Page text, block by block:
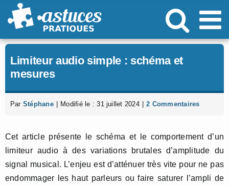
Passer
au
Limiteur audio simple : schéma et
mesures
Par Stéphane Modifié le : 31 juillet 2024 2 Commentaires
Cet article présente le schéma et le comportement d’un
limiteur audio à des variations brutales d’amplitude du
signal musical. L’enjeu est d’atténuer très vite pour ne pas
endommager les haut parleurs ou faire saturer l’ampli de